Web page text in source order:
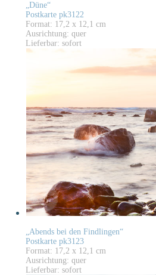
„Düne“
Postkarte pk3122
Format: 17,2 x 12,1 cm
Ausrichtung: quer
Lieferbar: sofort
„Abends bei den Findlingen“
Postkarte pk3123
Format: 17,2 x 12,1 cm
Ausrichtung: quer
Lieferbar: sofort